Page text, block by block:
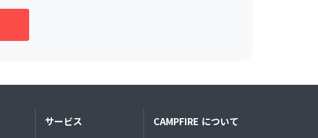
サービス CAMPFIRE について